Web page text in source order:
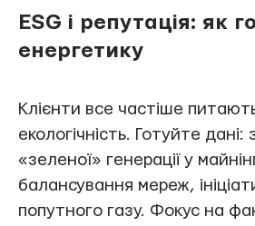
ESG і репутація: як
енергетику
Клієнти все частіше
екологічність. Готуйте дані:
«зеленої» генерації у
балансування мереж,
попутного газу. Фокус на